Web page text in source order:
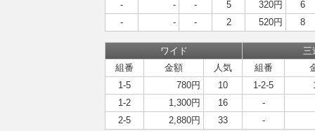
-
- - 5 320円
6
-
- - 2 520円 8
ワイド
三
組番
金額 人気 組番
1-5
780円 10 1-2-5
1-2
1,300円 16
-
2-5
2,880円 33 -